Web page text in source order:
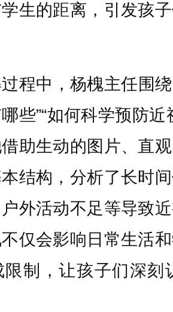
生的距离，引发孩
中，杨槐主任围绕“
些”“如何科学预防
助生动的图片、直
结构，分析了长时
外活动不足等导致
仅会影响日常生活
限制，让孩子们深刻